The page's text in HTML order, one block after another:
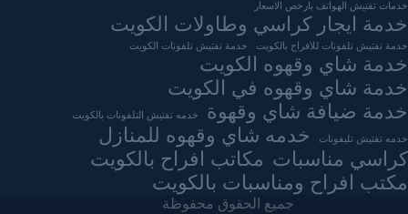
خدمات تفتيش الهواتف بارخص الاسعار
خدمة ايجار كراسي وطاولات الكويت
خدمة تفتيش تلفونات للافراح بالكويت خدمة تفتيش تلفونات الكويت
خدمة شاي وقهوه الكويت
خدمة شاي وقهوه في الكويت
خدمة ضيافة شاي وقهوة
خدمه تفتيش التلفونات بالكويت
خدمه تفتيش تليفونات
خدمه شاي وقهوه للمنازل
كراسي مناسبات مكاتب افراح بالكويت
مكتب افراح ومناسبات بالكويت
جميع الحقوق محفوظة